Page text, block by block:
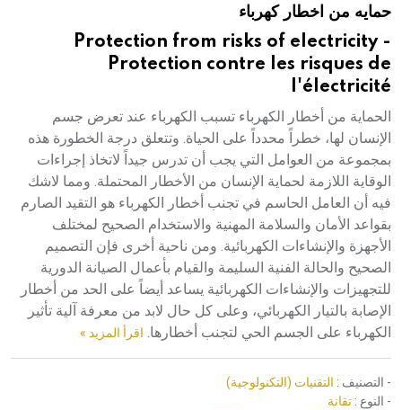
هيئة الموسوعة العربية تطلق موسوعات جديدة في عام 2026
حمايه من اخطار كهرباء
Protection from risks of electricity -
Protection contre les risques de
l'électricité
الحماية من أخطار الكهرباء تسبب الكهرباء عند تعرض جسم
الإنسان لها، خطراً محدداً على الحياة. وتتعلق درجة الخطورة هذه
بمجموعة من العوامل التي يجب أن تدرس جيداً لاتخاذ إجراءات
الوقاية اللازمة لحماية الإنسان من الأخطار المحتملة. ومما لاشك
فيه أن العامل الحاسم في تجنب أخطار الكهرباء هو التقيد الصارم
بقواعد الأمان والسلامة المهنية والاستخدام الصحيح لمختلف
الأجهزة والإنشاءات الكهربائية. ومن ناحية أخرى فإن التصميم
الصحيح والحالة الفنية السليمة والقيام بأعمال الصيانة الدورية
للتجهيزات والإنشاءات الكهربائية يساعد أيضاً على الحد من أخطار
الإصابة بالتيار الكهربائي، وعلى كل حال لابد من معرفة آلية تأثير
الكهرباء على الجسم الحي لتجنب أخطارها. اقرأ المزيد »
- التصنيف : التقنيات (التكنولوجية)
- النوع : تقانة